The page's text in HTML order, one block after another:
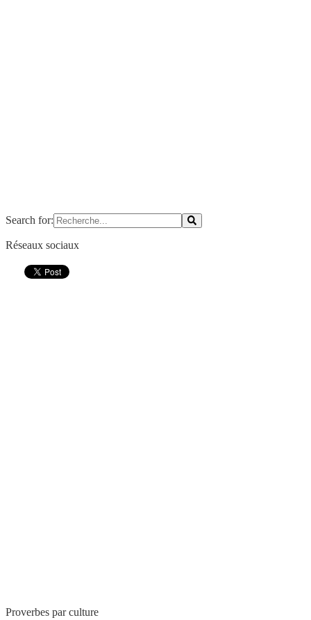
Search for:
Réseaux sociaux
Proverbes par culture